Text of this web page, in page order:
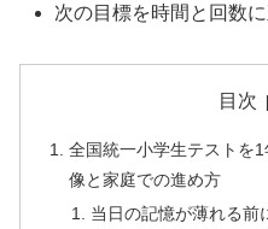
次の目標を時間と回数
目次
全国統一小学生テストを
像と家庭での進め方
当日の記憶が薄れる前